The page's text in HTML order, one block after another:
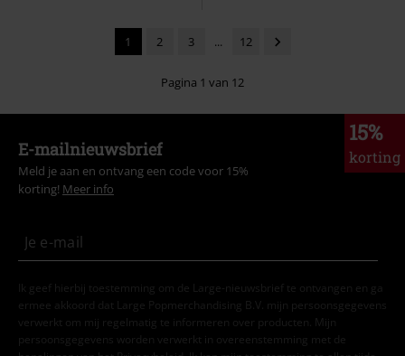
1 2 3 ... 12
Pagina 1 van 12
15%
korting
E-mailnieuwsbrief
Meld je aan en ontvang een code voor 15%
korting! Meer info
Ik geef hierbij toestemming om de Large-nieuwsbrief te ontvangen en ga
ermee akkoord dat Large Popmerchandising B.V. mijn persoonsgegevens
verwerkt om mij regelmatig te informeren over producten. Mijn
persoonsgegevens worden verwerkt in overeenstemming met de